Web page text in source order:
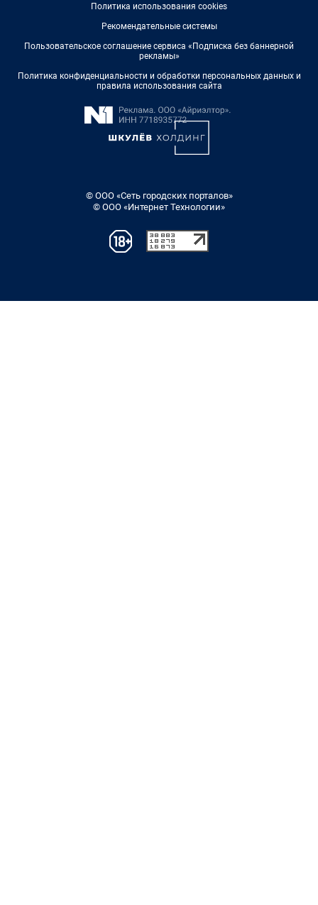
Политика использования cookies
Рекомендательные системы
Пользовательское соглашение сервиса «Подписка без баннерной
рекламы»
Политика конфиденциальности и обработки персональных данных и
правила использования сайта
© ООО «Сеть городских порталов»
© ООО «Интернет Технологии»